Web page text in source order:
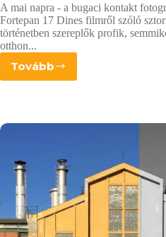
A mai napra - a bugaci kontakt
Fortepan 17 Dines filmről szóló
történetben szereplők profik,
otthon...
TovábbTájspotting
kezdjünk
éve
lejárt
filmmel?